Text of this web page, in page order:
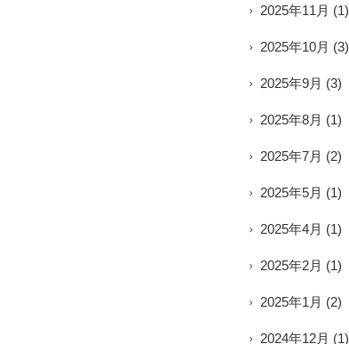
2025年11月 (1)
2025年10月 (3)
2025年9月 (3)
2025年8月 (1)
2025年7月 (2)
2025年5月 (1)
2025年4月 (1)
2025年2月 (1)
2025年1月 (2)
2024年12月 (1)